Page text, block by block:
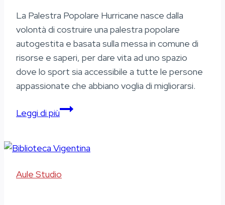
La Palestra Popolare Hurricane nasce dalla
volontà di costruire una palestra popolare
autogestita e basata sulla messa in comune di
risorse e saperi, per dare vita ad uno spazio
dove lo sport sia accessibile a tutte le persone
appassionate che abbiano voglia di migliorarsi.
Leggi di piùPalestra
Aule Studio